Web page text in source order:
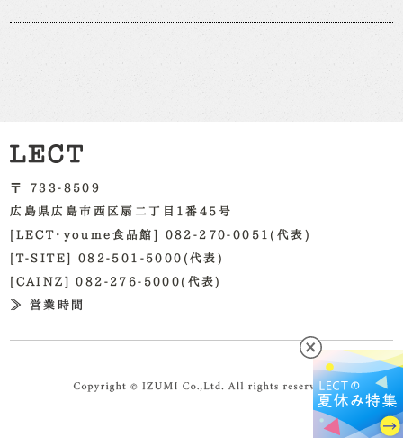
〒 733-8509
広島県広島市西区扇二丁目1番45号
[LECT・youme食品館] 082-270-0051(代表)
[T-SITE] 082-501-5000(代表)
[CAINZ] 082-276-5000(代表)
≫ 営業時間